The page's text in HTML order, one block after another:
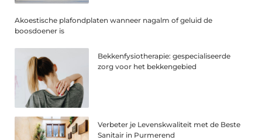
Akoestische plafondplaten wanneer nagalm of geluid de
boosdoener is
Bekkenfysiotherapie: gespecialiseerde
zorg voor het bekkengebied
Verbeter je Levenskwaliteit met de Beste
Sanitair in Purmerend